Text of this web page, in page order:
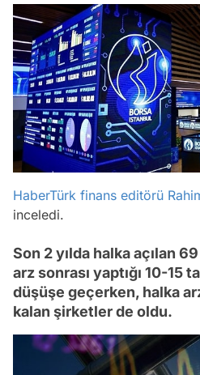
HaberTürk finans editörü
inceledi.
Son 2 yılda halka açılan
arz sonrası yaptığı 10-15
düşüşe geçerken, halka
kalan şirketler de oldu.